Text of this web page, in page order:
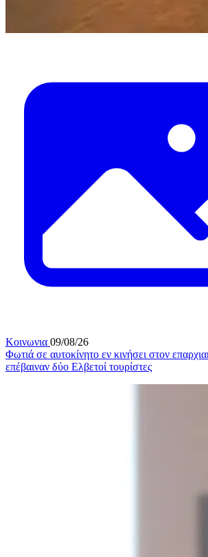
Κοινωνια 09/08/26
Φωτιά σε αυτοκίνητο εν κινήσει στον
επέβαιναν δύο Ελβετοί τουρίστες